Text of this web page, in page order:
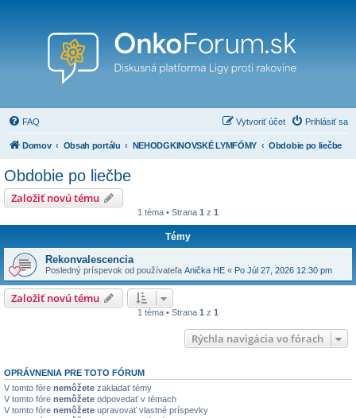
FAQ Prihlásiť sa
Vytvoriť účet
Domov Obsah portálu NEHODGKINOVSKÉ LYMFÓMY Obdobie po liečbe
Obdobie po liečbe
Založiť novú tému
1 téma • Strana 1 z 1
Témy
Rekonvalescencia
Posledný príspevok od používateľa Anička HE « Po Júl 27, 2026 12:30 pm
Založiť novú tému
1 téma • Strana 1 z 1
Rýchla navigácia vo fórach
OPRÁVNENIA PRE TOTO FÓRUM
V tomto fóre nemôžete zakladať témy
V tomto fóre nemôžete odpovedať v témach
V tomto fóre nemôžete upravovať vlastné príspevky